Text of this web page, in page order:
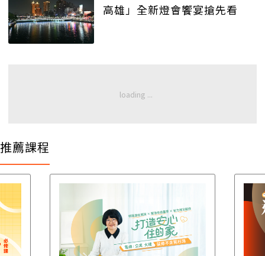
高雄」全新燈會饗宴搶先看
推薦課程